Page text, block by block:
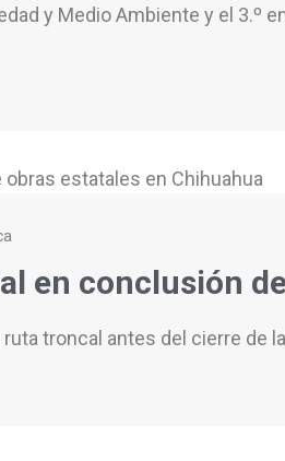
y Medio Ambiente y el 3.º
en conclusión
troncal antes del cierre de